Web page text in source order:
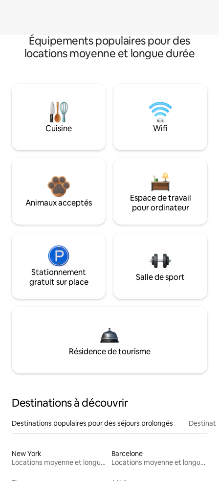
Équipements populaires pour des
locations moyenne et longue durée
Cuisine Wifi
Animaux acceptés
Espace de travail
pour ordinateur
Stationnement
gratuit sur place
Salle de sport
Résidence de tourisme
Destinations à découvrir
Destinations populaires pour des séjours prolongés
New York
Locations moyenne et longue durée
Barcelone
Locations moyenne et longue durée